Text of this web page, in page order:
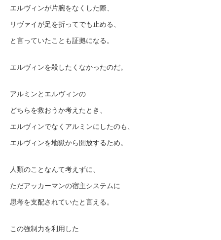
エルヴィンが片腕をなくした際、
リヴァイが足を折ってでも止める、
と言っていたことも証拠になる。
エルヴィンを殺したくなかったのだ。
アルミンとエルヴィンの
どちらを救おうか考えたとき、
エルヴィンでなくアルミンにしたのも、
エルヴィンを地獄から開放するため。
人類のことなんて考えずに、
ただアッカーマンの宿主システムに
思考を支配されていたと言える。
この強制力を利用した